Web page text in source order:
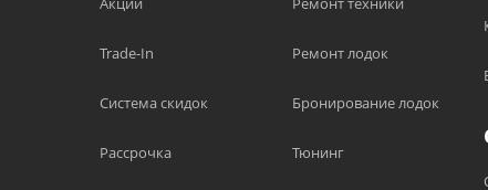
Trade-In
Система скидок
Рассрочка
Ремонт лодок
Бронирование лодок
Тюнинг